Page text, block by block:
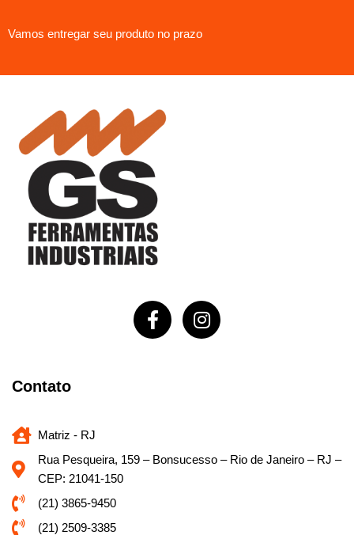
Vamos entregar seu produto no prazo
Contato
Matriz - RJ
Rua Pesqueira, 159 – Bonsucesso – Rio de Janeiro – RJ –
CEP: 21041-150
(21) 3865-9450
(21) 2509-3385